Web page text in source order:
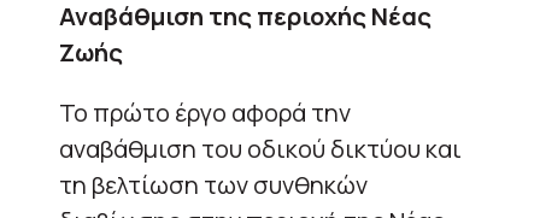
Αναβάθμιση της περιοχής Νέας
Ζωής
Το πρώτο έργο αφορά την
αναβάθμιση του οδικού δικτύου και
τη βελτίωση των συνθηκών